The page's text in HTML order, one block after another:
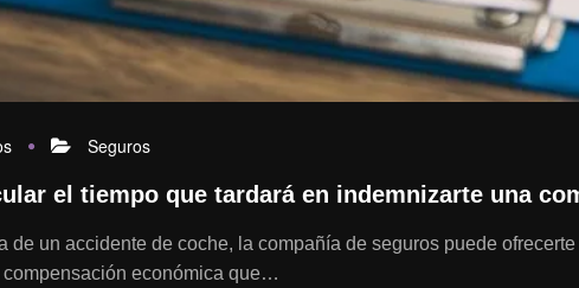
Seguros
el tiempo que tardará en indemnizarte una
de un accidente de coche, la compañía de seguros puede
compensación económica que…